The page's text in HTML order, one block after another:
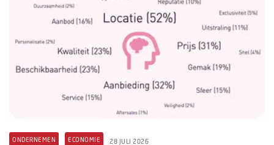
ONDERNEMEN ECONOMIE 28 JULI 2026